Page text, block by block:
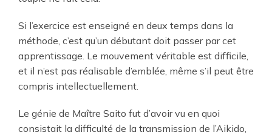
Si l’exercice est enseigné en deux temps dans la
méthode, c’est qu’un débutant doit passer par cet
apprentissage. Le mouvement véritable est difficile,
et il n’est pas réalisable d’emblée, même s’il peut être
compris intellectuellement.
Le génie de Maître Saito fut d’avoir vu en quoi
consistait la difficulté de la transmission de l’Aikido,